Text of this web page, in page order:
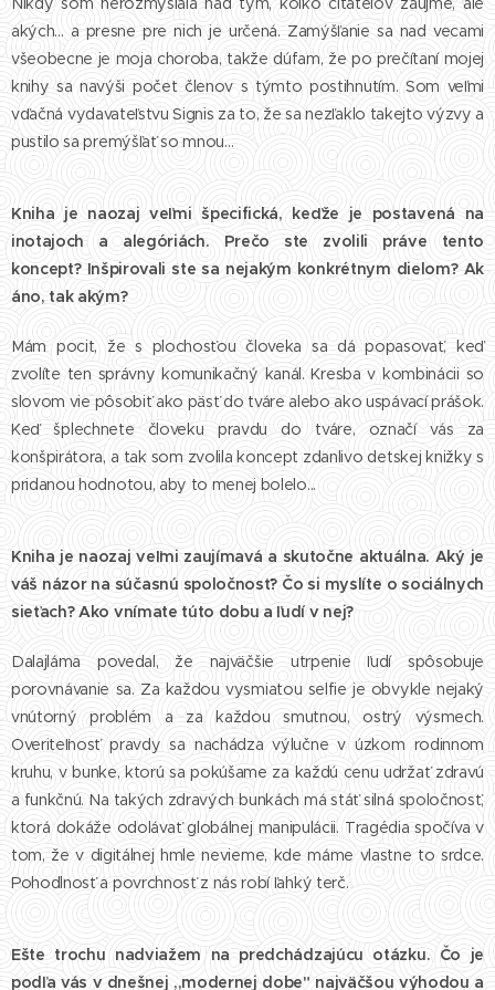
akých... a presne pre nich je určená. Zamýšľanie sa nad vecami
všeobecne je moja choroba, takže dúfam, že po prečítaní mojej
knihy sa navýši počet členov s týmto postihnutím. Som veľmi
vďačná vydavateľstvu Signis za to, že sa nezľaklo takejto výzvy a
pustilo sa premýšľať so mnou…
Kniha je naozaj veľmi špecifická, keďže je postavená na
inotajoch a alegóriách. Prečo ste zvolili práve tento
koncept? Inšpirovali ste sa nejakým konkrétnym dielom? Ak
áno, tak akým?
Mám pocit, že s plochosťou človeka sa dá popasovať, keď
zvolíte ten správny komunikačný kanál. Kresba v kombinácii so
slovom vie pôsobiť ako päsť do tváre alebo ako uspávací prášok.
Keď šplechnete človeku pravdu do tváre, označí vás za
konšpirátora, a tak som zvolila koncept zdanlivo detskej knižky s
pridanou hodnotou, aby to menej bolelo...
Kniha je naozaj veľmi zaujímavá a skutočne aktuálna. Aký je
váš názor na súčasnú spoločnosť? Čo si myslíte o sociálnych
sieťach? Ako vnímate túto dobu a ľudí v nej?
Dalajláma povedal, že najväčšie utrpenie ľudí spôsobuje
porovnávanie sa. Za každou vysmiatou selfie je obvykle nejaký
vnútorný problém a za každou smutnou, ostrý výsmech.
Overiteľnosť pravdy sa nachádza výlučne v úzkom rodinnom
kruhu, v bunke, ktorú sa pokúšame za každú cenu udržať zdravú
a funkčnú. Na takých zdravých bunkách má stáť silná spoločnosť,
ktorá dokáže odolávať globálnej manipulácii. Tragédia spočíva v
tom, že v digitálnej hmle nevieme, kde máme vlastne to srdce.
Pohodlnosť a povrchnosť z nás robí ľahký terč.
Ešte trochu nadviažem na predchádzajúcu otázku. Čo je
podľa vás v dnešnej ,,modernej dobe" najväčšou výhodou a